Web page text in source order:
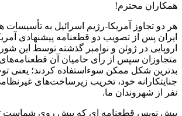
همکاران محترم!
هر دو تجاوز آمریکا-رژیم اسرائیل به تأسیسات
ایران پس از تصویب دو قطعنامه پیشنهادی
اروپایی در ژوئن و نوامبر گذشته توسط این
متجاوزان سپس از رأی حامیان آن قطعنامه‌های
بدترین شکل ممکن سوءاستفاده کردند؛ یعنی
جنایتکارانه خود، تخریب زیرساخت‌های
نفر از شهروندان ما.
پیش نویس قطعنامه ای که پیش روی شماست